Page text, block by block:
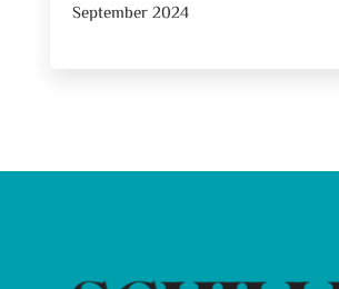
September 2024